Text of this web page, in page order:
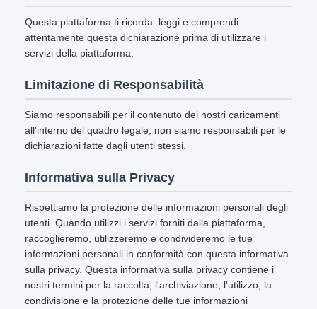
Questa piattaforma ti ricorda: leggi e comprendi
attentamente questa dichiarazione prima di utilizzare i
servizi della piattaforma.
Limitazione di Responsabilità
Siamo responsabili per il contenuto dei nostri caricamenti
all'interno del quadro legale; non siamo responsabili per le
dichiarazioni fatte dagli utenti stessi.
Informativa sulla Privacy
Rispettiamo la protezione delle informazioni personali degli
utenti. Quando utilizzi i servizi forniti dalla piattaforma,
raccoglieremo, utilizzeremo e condivideremo le tue
informazioni personali in conformità con questa informativa
sulla privacy. Questa informativa sulla privacy contiene i
nostri termini per la raccolta, l'archiviazione, l'utilizzo, la
condivisione e la protezione delle tue informazioni